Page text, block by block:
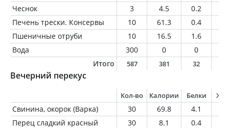
Чеснок 3 4.5 0.2
Печень трески. Консервы
10 61.3 0.4
Пшеничные отруби
10 16.5 1.6
Вода
300 0 0
Итого
587 381 32
Вечерний перекус
Кол-во Калории Белки
Свинина, окорок (Варка) 30 69.8 4.1
Перец сладкий красный
30 8.1 0.4